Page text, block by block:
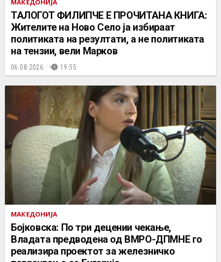
МАКЕДОНИЈА
ТАЛОГОТ ФИЛИПЧЕ Е ПРОЧИТАНА КНИГА:
Жителите на Ново Село ја избираат
политиката на резултати, а не политиката
на тензии, вели Марков
06.08.2026. 19:55
МАКЕДОНИЈА
Бојковска: По три децении чекање,
Владата предводена од ВМРО-ДПМНЕ го
реализира проектот за железничко